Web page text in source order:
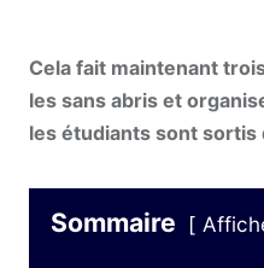
Cela fait maintenant
les sans abris et
les étudiants sont sortis
Sommaire